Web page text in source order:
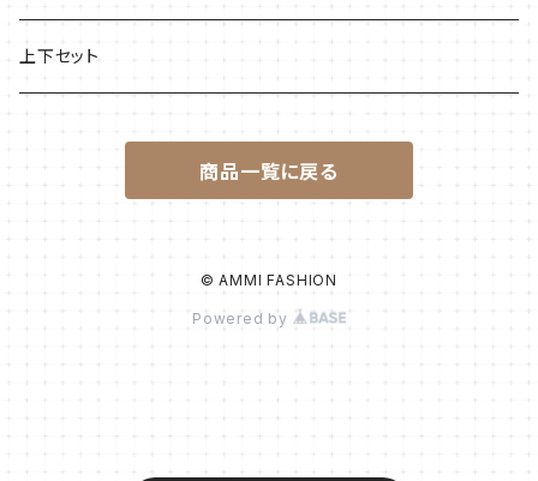
上下セット
商品一覧に戻る
© AMMI FASHION
Powered by